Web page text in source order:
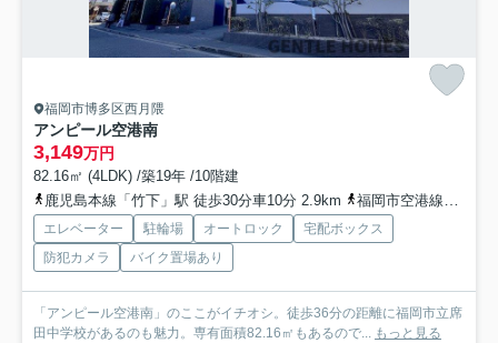
福岡市博多区西月隈
アンピール空港南
3,149万円
82.16㎡ (4LDK) /築19年 /10階建
鹿児島本線「竹下」駅 徒歩30分車10分 2.9km
福岡市空港線「東比恵」駅 徒歩38分車10分 3.0km
エレベーター 駐輪場 オートロック
宅配ボックス
防犯カメラ
バイク置場あり
「アンピール空港南」のここがイチオシ。徒歩36分の距離に福岡市立席
田中学校があるのも魅力。専有面積82.16㎡もあるので... もっと見る